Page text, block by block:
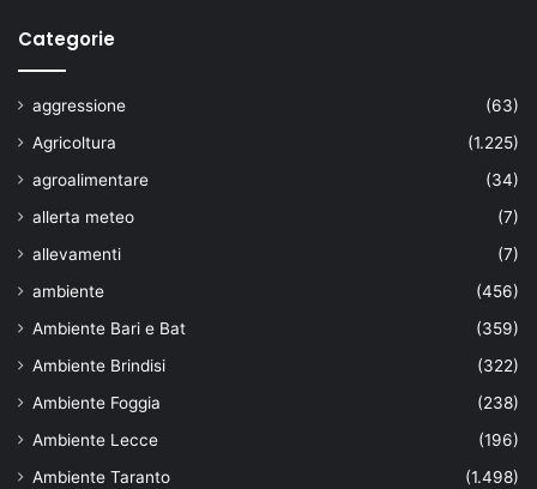
Categorie
aggressione
(63)
Agricoltura
(1.225)
agroalimentare
(34)
allerta meteo
(7)
allevamenti
(7)
ambiente
(456)
Ambiente Bari e Bat
(359)
Ambiente Brindisi
(322)
Ambiente Foggia
(238)
Ambiente Lecce
(196)
Ambiente Taranto
(1.498)